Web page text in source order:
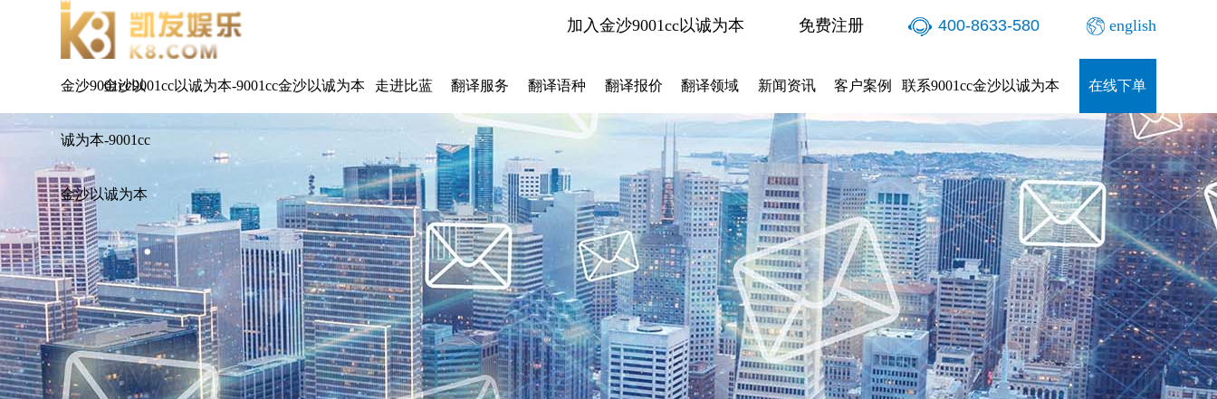
加入金沙9001cc以诚为本 免费注册 400-8633-580 english
金沙9001cc以
诚为本-9001cc
金沙以诚为本
金沙9001cc以诚为本-9001cc金沙以诚为本 走进比蓝 翻译服务 翻译语种 翻译报价 翻译领域 新闻资讯 客户案例 联系9001cc金沙以诚为本 在线下单